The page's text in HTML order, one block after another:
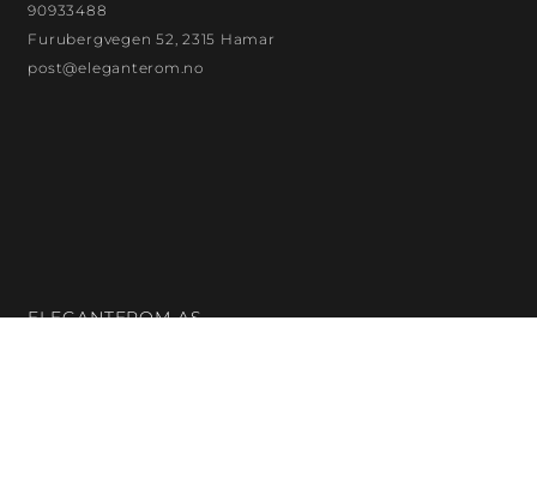
90933488
Furubergvegen 52, 2315 Hamar
post@eleganterom.no
ELEGANTEROM AS